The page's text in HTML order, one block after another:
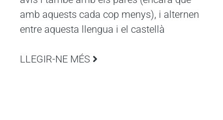
amb aquests cada cop menys), i alternen
entre aquesta llengua i el castellà
LLEGIR-NE MÉS